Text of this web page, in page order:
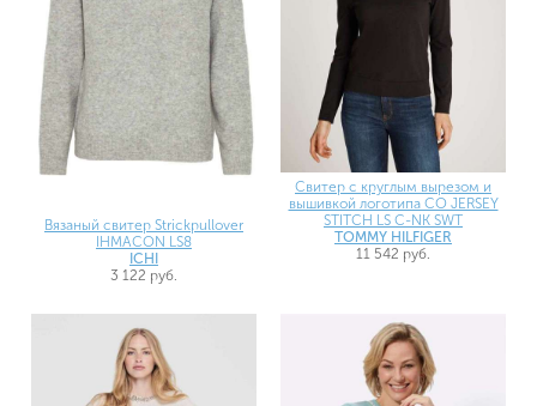
Вязаный свитер Strickpullover
IHMACON LS8
ICHI
3 122 руб.
Свитер с круглым вырезом и
вышивкой логотипа CO JERSEY
STITCH LS C-NK SWT
TOMMY HILFIGER
11 542 руб.